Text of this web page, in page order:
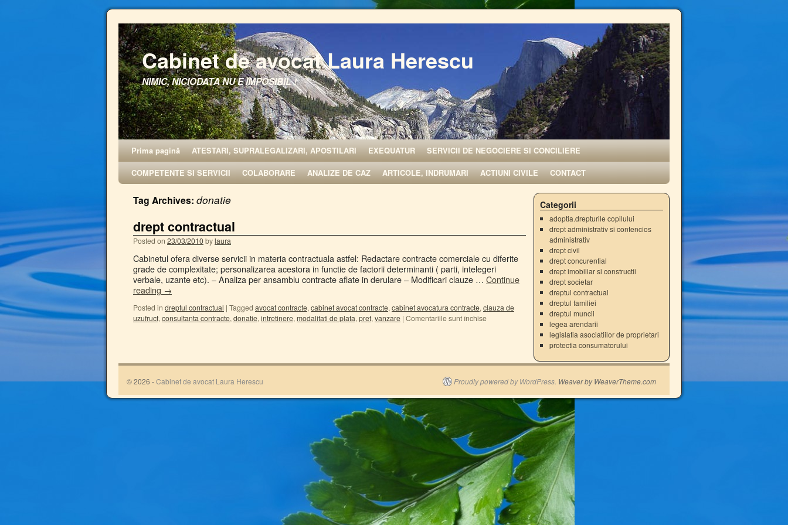
Cabinet de avocat Laura Herescu
NIMIC, NICIODATA NU E IMPOSIBIL !
Prima pagină ATESTARI, SUPRALEGALIZARI, APOSTILARI EXEQUATUR
SERVICII DE NEGOCIERE SI CONCILIERE
COMPETENTE SI SERVICII
COLABORARE ANALIZE DE CAZ ARTICOLE, INDRUMARI ACTIUNI CIVILE CONTACT
Tag Archives: donatie
drept contractual
Posted on 23/03/2010bylaura
Cabinetul ofera diverse servicii in materia contractuala astfel: Redactare contracte comerciale cu diferite
grade de complexitate; personalizarea acestora in functie de factorii determinanti ( parti, intelegeri
verbale, uzante etc). – Analiza per ansamblu contracte aflate in derulare – Modificari clauze … Continue
reading →
Posted in dreptul contractual | Tagged avocat contracte, cabinet avocat contracte, cabinet avocatura contracte, clauza de
uzufruct, consultanta contracte, donatie, intretinere, modalitati de plata, pret, vanzare | Comentariile sunt închise
Categorii
adoptia.drepturile copilului
drept administrativ si contencios
administrativ
drept civil
drept concurential
drept imobiliar si constructii
drept societar
dreptul contractual
dreptul familiei
dreptul muncii
legea arendarii
legislatia asociatiilor de proprietari
protectia consumatorului
© 2026 -Cabinet de avocat Laura Herescu Proudly powered by WordPress. Weaver by WeaverTheme.com